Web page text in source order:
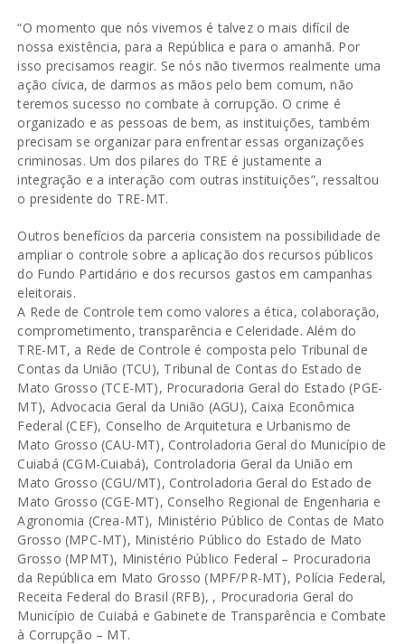
“O momento que nós vivemos é talvez o mais difícil de
nossa existência, para a República e para o amanhã. Por
isso precisamos reagir. Se nós não tivermos realmente uma
ação cívica, de darmos as mãos pelo bem comum, não
teremos sucesso no combate à corrupção. O crime é
organizado e as pessoas de bem, as instituições, também
precisam se organizar para enfrentar essas organizações
criminosas. Um dos pilares do TRE é justamente a
integração e a interação com outras instituições”, ressaltou
o presidente do TRE-MT.
Outros benefícios da parceria consistem na possibilidade de
ampliar o controle sobre a aplicação dos recursos públicos
do Fundo Partidário e dos recursos gastos em campanhas
eleitorais.
A Rede de Controle tem como valores a ética, colaboração,
comprometimento, transparência e Celeridade. Além do
TRE-MT, a Rede de Controle é composta pelo Tribunal de
Contas da União (TCU), Tribunal de Contas do Estado de
Mato Grosso (TCE-MT), Procuradoria Geral do Estado (PGE-
MT), Advocacia Geral da União (AGU), Caixa Econômica
Federal (CEF), Conselho de Arquitetura e Urbanismo de
Mato Grosso (CAU-MT), Controladoria Geral do Município de
Cuiabá (CGM-Cuiabá), Controladoria Geral da União em
Mato Grosso (CGU/MT), Controladoria Geral do Estado de
Mato Grosso (CGE-MT), Conselho Regional de Engenharia e
Agronomia (Crea-MT), Ministério Público de Contas de Mato
Grosso (MPC-MT), Ministério Público do Estado de Mato
Grosso (MPMT), Ministério Público Federal – Procuradoria
da República em Mato Grosso (MPF/PR-MT), Polícia Federal,
Receita Federal do Brasil (RFB), , Procuradoria Geral do
Município de Cuiabá e Gabinete de Transparência e Combate
à Corrupção – MT.